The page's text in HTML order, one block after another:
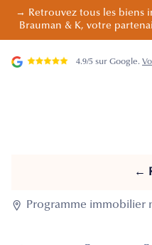
→ Retrouvez tous les biens
Brauman & K, votre
4.9/5 sur Google.
←
 Programme immobilier